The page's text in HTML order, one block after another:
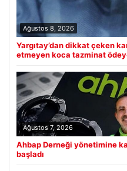
Ağustos 8, 2026
Yargıtay’dan dikkat çeken
etmeyen koca tazminat
Ağustos 7, 2026
Ahbap Derneği yönetimine
başladı